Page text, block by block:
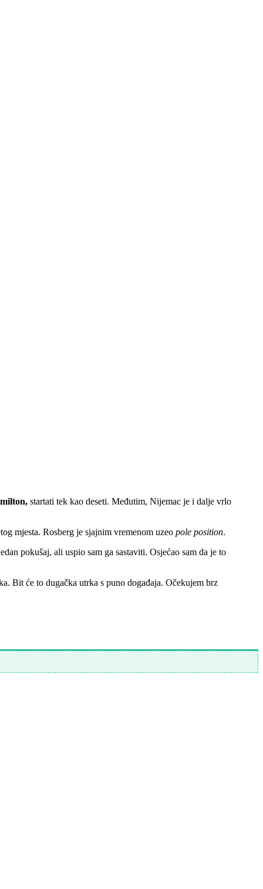
startati tek kao deseti. Međutim, Nijemac je i dalje vrlo
mjesta. Rosberg je sjajnim vremenom uzeo pole position.
pokušaj, ali uspio sam ga sastaviti. Osjećao sam da je to
Bit će to dugačka utrka s puno događaja. Očekujem brz